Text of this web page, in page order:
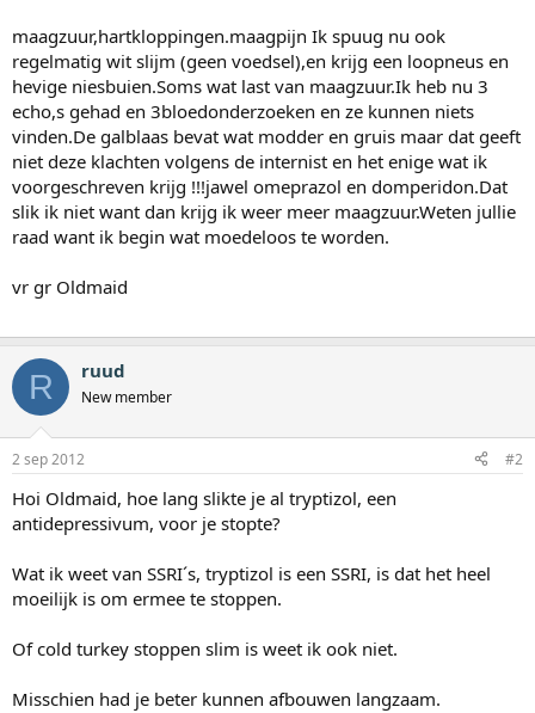
maagzuur,hartkloppingen.maagpijn Ik spuug nu ook
regelmatig wit slijm (geen voedsel),en krijg een loopneus en
hevige niesbuien.Soms wat last van maagzuur.Ik heb nu 3
echo,s gehad en 3bloedonderzoeken en ze kunnen niets
vinden.De galblaas bevat wat modder en gruis maar dat geeft
niet deze klachten volgens de internist en het enige wat ik
voorgeschreven krijg !!!jawel omeprazol en domperidon.Dat
slik ik niet want dan krijg ik weer meer maagzuur.Weten jullie
raad want ik begin wat moedeloos te worden.
vr gr Oldmaid
R ruud
New member
2 sep 2012 #2
Hoi Oldmaid, hoe lang slikte je al tryptizol, een
antidepressivum, voor je stopte?
Wat ik weet van SSRI´s, tryptizol is een SSRI, is dat het heel
moeilijk is om ermee te stoppen.
Of cold turkey stoppen slim is weet ik ook niet.
Misschien had je beter kunnen afbouwen langzaam.